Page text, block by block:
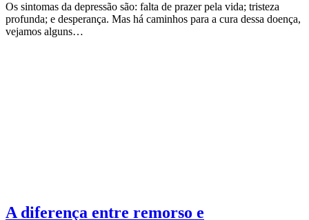
Os sintomas da depressão são: falta de prazer pela vida; tristeza
profunda; e desperança. Mas há caminhos para a cura dessa doença,
vejamos alguns…
A diferença entre remorso e